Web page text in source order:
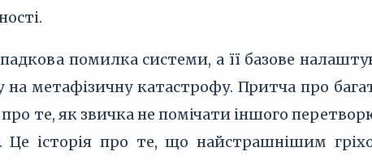
помилка системи, а її базове
на метафізичну катастрофу. Притча про
те, як звичка не помічати іншого
Це історія про те, що найстрашнішим